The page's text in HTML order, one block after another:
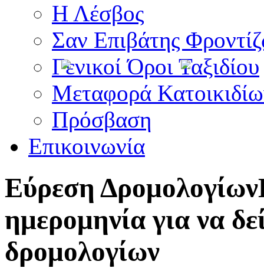
Η Λέσβος
Σαν Επιβάτης
Γενικοί Όροι Ταξιδίου
Μεταφορά
Πρόσβαση
Επικοινωνία
Εύρεση Δρομολογίων
ημερομηνία για να
δρομολογίων